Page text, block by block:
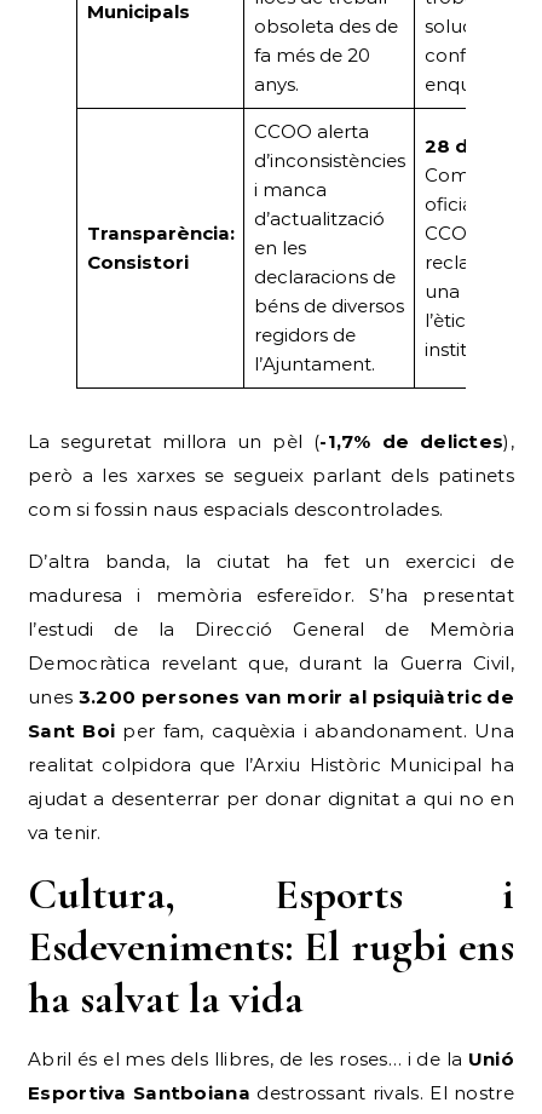
Municipals
obsoleta des de
fa més de 20
anys.
solució al
conflicte
enquistat.
Transparència:
Consistori
CCOO alerta
d’inconsistències
i manca
d’actualització
en les
declaracions de
béns de diversos
regidors de
l’Ajuntament.
28 d’abril:
Comunicat
oficial de
CCOO
reclamant
una revisió
l’ètica
institucional.
La seguretat millora un pèl (-1,7% de delictes),
però a les xarxes se segueix parlant dels patinets
com si fossin naus espacials descontrolades.
D’altra banda, la ciutat ha fet un exercici de
maduresa i memòria esfereïdor. S’ha presentat
l’estudi de la Direcció General de Memòria
Democràtica revelant que, durant la Guerra Civil,
unes 3.200 persones van morir al psiquiàtric de
Sant Boi per fam, caquèxia i abandonament. Una
realitat colpidora que l’Arxiu Històric Municipal ha
ajudat a desenterrar per donar dignitat a qui no en
va tenir.
Cultura, Esports i
Esdeveniments: El rugbi ens
ha salvat la vida
Abril és el mes dels llibres, de les roses… i de la Unió
Esportiva Santboiana destrossant rivals. El nostre